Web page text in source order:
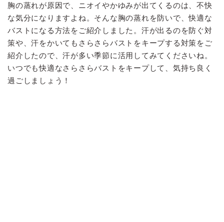
胸の蒸れが原因で、ニオイやかゆみが出てくるのは、不快
な気分になりますよね。そんな胸の蒸れを防いで、快適な
バストになる方法をご紹介しました。汗が出るのを防ぐ対
策や、汗をかいてもさらさらバストをキープする対策をご
紹介したので、汗が多い季節に活用してみてくださいね。
いつでも快適なさらさらバストをキープして、気持ち良く
過ごしましょう！